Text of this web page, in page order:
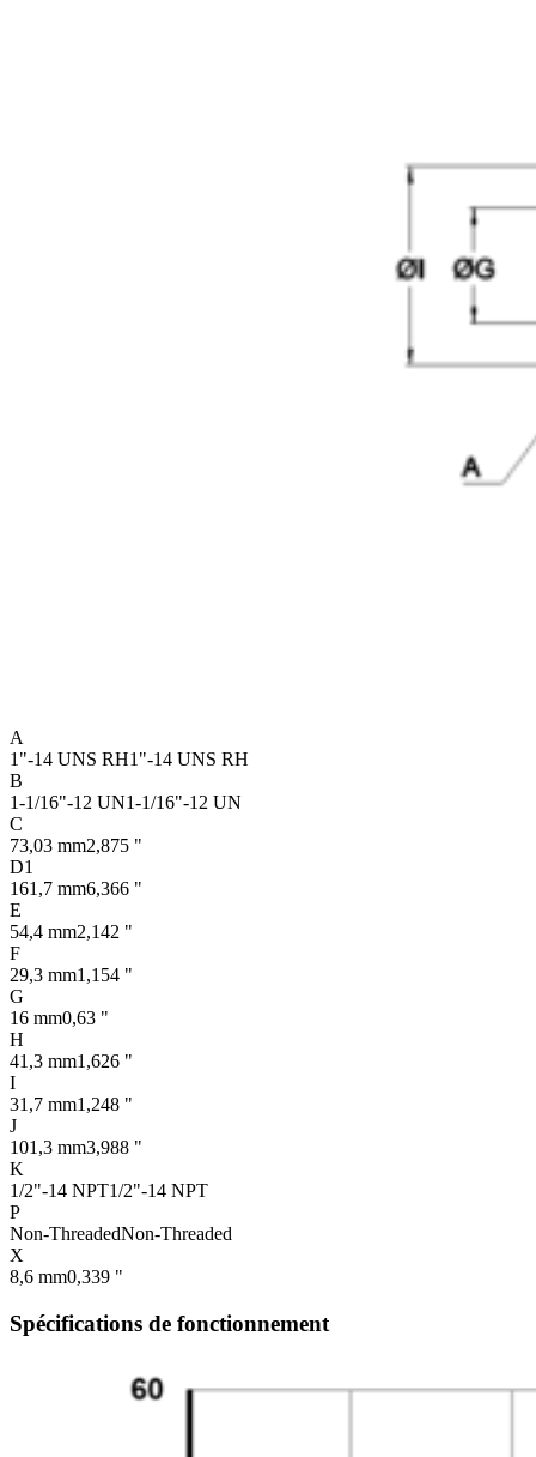
A
1"-14 UNS RH1"-14 UNS RH
B
1-1/16"-12 UN1-1/16"-12 UN
C
73,03 mm2,875 "
D1
161,7 mm6,366 "
E
54,4 mm2,142 "
F
29,3 mm1,154 "
G
16 mm0,63 "
H
41,3 mm1,626 "
I
31,7 mm1,248 "
J
101,3 mm3,988 "
K
1/2"-14 NPT1/2"-14 NPT
P
Non-ThreadedNon-Threaded
X
8,6 mm0,339 "
Spécifications de fonctionnement